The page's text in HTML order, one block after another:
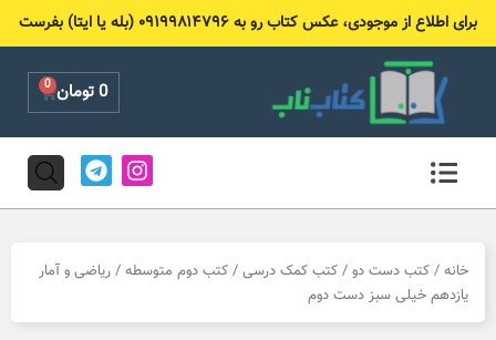
برای اطلاع از موجودی، عکس کتاب رو به ۰۹۱۹۹۸۱۴۷۹۶ (بله یا ایتا) بفرست
0تومان 0
Cart
I
n
s
g
a
T
e
l
r
m
خانه / کتب دست دو / کتب کمک درسی / کتب دوم متوسطه / ریاضی و آمار
یازدهم خیلی سبز دست دوم